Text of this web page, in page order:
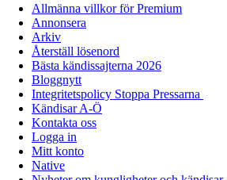
Allmänna villkor för Premium
Annonsera
Arkiv
Återställ lösenord
Bästa kändissajterna 2026
Bloggnytt
Integritetspolicy Stoppa Pressarna
Kändisar A-Ö
Kontakta oss
Logga in
Mitt konto
Native